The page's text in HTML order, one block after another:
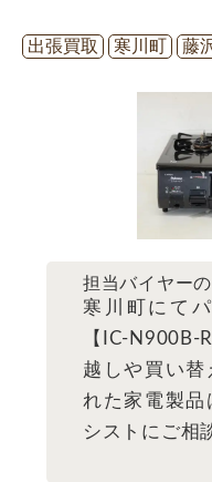
出張買取
寒川町 藤
担当バイヤー
寒川町にて
【IC-N900B-
越しや買い替
れた家電製品
シストにご相